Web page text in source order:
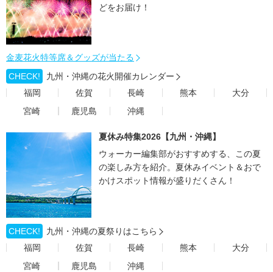
どをお届け！
金麦花火特等席＆グッズが当たる
CHECK!
九州・沖縄の花火開催カレンダー
福岡
佐賀 長崎 熊本
大分
宮崎
鹿児島 沖縄
夏休み特集2026【九州・沖縄】
ウォーカー編集部がおすすめする、この夏
の楽しみ方を紹介。夏休みイベント＆おで
かけスポット情報が盛りだくさん！
CHECK!
九州・沖縄の夏祭りはこちら
福岡
佐賀 長崎 熊本
大分
宮崎
鹿児島 沖縄